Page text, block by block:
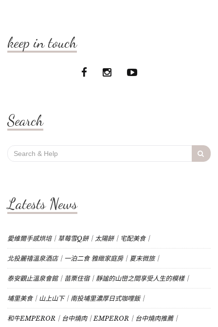
keep in touch
Search
Search
for:
Latests News
愛維爾手感烘培｜草莓雪Q餅｜太陽餅｜宅配美食｜
北投麗禧溫泉酒店｜一泊二食 雅緻家庭房｜夏末微旅｜
泰安觀止溫泉會館｜苗栗住宿｜靜謐的山巒之間享受人生的模樣｜
埔里美食｜山上山下｜南投埔里濃厚日式咖哩飯｜
和牛EMPEROR｜台中燒肉｜EMPEROR｜台中燒肉推薦｜